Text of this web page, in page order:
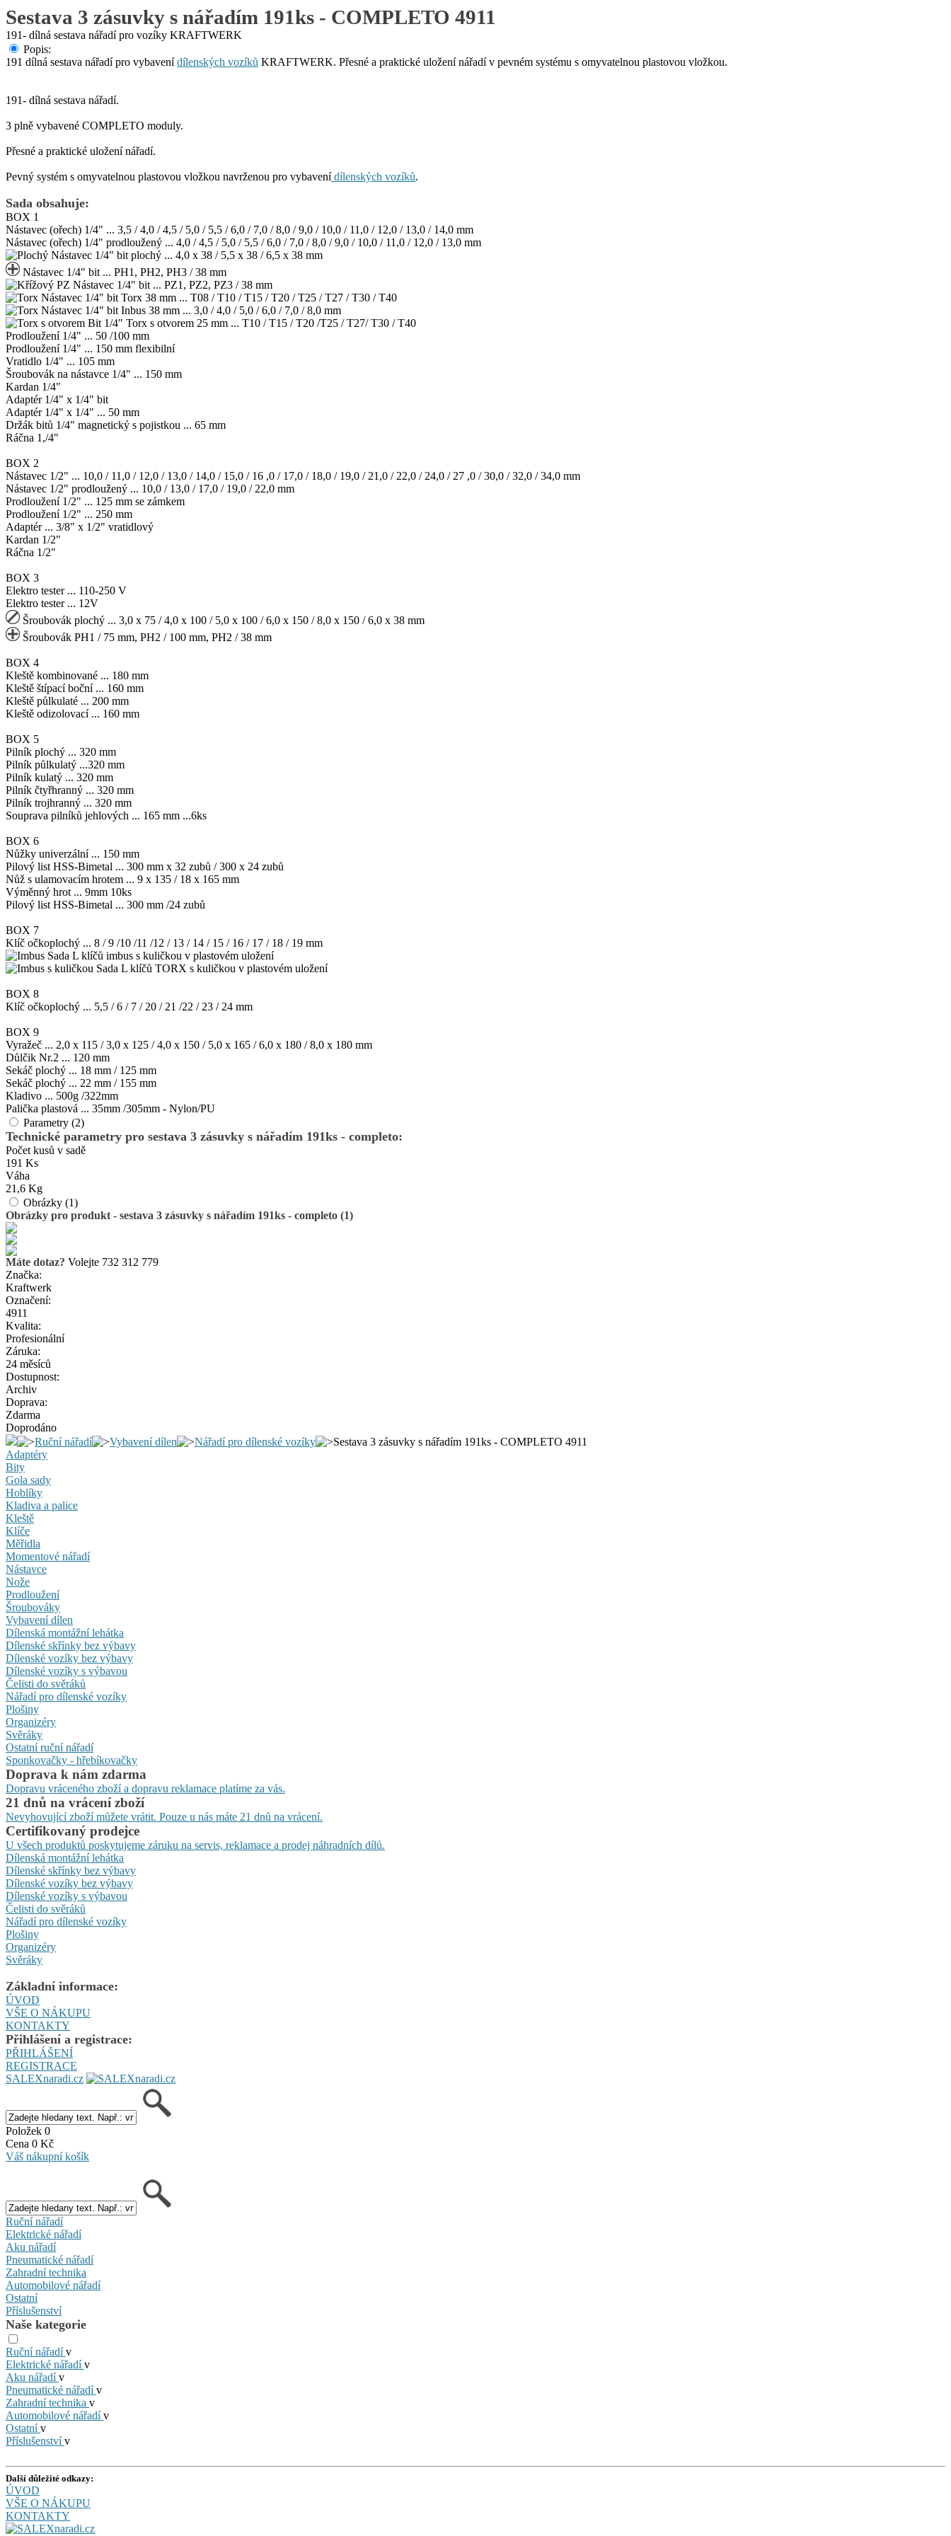
Sestava 3 zásuvky s nářadím 191ks - COMPLETO 4911
191- dílná sestava nářadí pro vozíky KRAFTWERK
Popis:
191 dílná sestava nářadí pro vybavenídílenských vozíků KRAFTWERK. Přesné a praktické uložení nářadí v pevném systému s omyvatelnou plastovou vložkou.
191- dílná sestava nářadí.
3 plně vybavené COMPLETO moduly.
Přesné a praktické uložení nářadí.
Pevný systém s omyvatelnou plastovou vložkou navrženou pro vybavenídílenských vozíků.
Sada obsahuje:
BOX 1
Nástavec (ořech) 1/4" ... 3,5 / 4,0 / 4,5 / 5,0 / 5,5 / 6,0 / 7,0 / 8,0 / 9,0 / 10,0 / 11,0 / 12,0 / 13,0 / 14,0 mm
Nástavec (ořech) 1/4" prodloužený ... 4,0 / 4,5 / 5,0 / 5,5 / 6,0 / 7,0 / 8,0 / 9,0 / 10,0 / 11,0 / 12,0 / 13,0 mm
Nástavec 1/4" bit plochý ... 4,0 x 38 / 5,5 x 38 / 6,5 x 38 mm
Nástavec 1/4" bit ... PH1, PH2, PH3 / 38 mm
Nástavec 1/4" bit ... PZ1, PZ2, PZ3 / 38 mm
Nástavec 1/4" bit Torx 38 mm ... T08 / T10 / T15 / T20 / T25 / T27 / T30 / T40
Nástavec 1/4" bit Inbus 38 mm ... 3,0 / 4,0 / 5,0 / 6,0 / 7,0 / 8,0 mm
Bit 1/4" Torx s otvorem 25 mm ... T10 / T15 / T20 /T25 / T27/ T30 / T40
Prodloužení 1/4" ... 50 /100 mm
Prodloužení 1/4" ... 150 mm flexibilní
Vratidlo 1/4" ... 105 mm
Šroubovák na nástavce 1/4" ... 150 mm
Kardan 1/4"
Adaptér 1/4" x 1/4" bit
Adaptér 1/4" x 1/4" ... 50 mm
Držák bitů 1/4" magnetický s pojistkou ... 65 mm
Ráčna 1,/4"
BOX 2
Nástavec 1/2" ... 10,0 / 11,0 / 12,0 / 13,0 / 14,0 / 15,0 / 16 ,0 / 17,0 / 18,0 / 19,0 / 21,0 / 22,0 / 24,0 / 27 ,0 / 30,0 / 32,0 / 34,0 mm
Nástavec 1/2" prodloužený ... 10,0 / 13,0 / 17,0 / 19,0 / 22,0 mm
Prodloužení 1/2" ... 125 mm se zámkem
Prodloužení 1/2" ... 250 mm
Adaptér ... 3/8" x 1/2" vratidlový
Kardan 1/2"
Ráčna 1/2"
BOX 3
Elektro tester ... 110-250 V
Elektro tester ... 12V
Šroubovák plochý ... 3,0 x 75 / 4,0 x 100 / 5,0 x 100 / 6,0 x 150 / 8,0 x 150 / 6,0 x 38 mm
Šroubovák PH1 / 75 mm, PH2 / 100 mm, PH2 / 38 mm
BOX 4
Kleště kombinované ... 180 mm
Kleště štípací boční ... 160 mm
Kleště půlkulaté ... 200 mm
Kleště odizolovací ... 160 mm
BOX 5
Pilník plochý ... 320 mm
Pilník půlkulatý ...320 mm
Pilník kulatý ... 320 mm
Pilník čtyřhranný ... 320 mm
Pilník trojhranný ... 320 mm
Souprava pilníků jehlových ... 165 mm ...6ks
BOX 6
Nůžky univerzální ... 150 mm
Pilový list HSS-Bimetal ... 300 mm x 32 zubů / 300 x 24 zubů
Nůž s ulamovacím hrotem ... 9 x 135 / 18 x 165 mm
Výměnný hrot ... 9mm 10ks
Pilový list HSS-Bimetal ... 300 mm /24 zubů
BOX 7
Klíč očkoplochý ... 8 / 9 /10 /11 /12 / 13 / 14 / 15 / 16 / 17 / 18 / 19 mm
Sada L klíčů imbus s kuličkou v plastovém uložení
Sada L klíčů TORX s kuličkou v plastovém uložení
BOX 8
Klíč očkoplochý ... 5,5 / 6 / 7 / 20 / 21 /22 / 23 / 24 mm
BOX 9
Vyražeč ... 2,0 x 115 / 3,0 x 125 / 4,0 x 150 / 5,0 x 165 / 6,0 x 180 / 8,0 x 180 mm
Důlčik Nr.2 ... 120 mm
Sekáč plochý ... 18 mm / 125 mm
Sekáč plochý ... 22 mm / 155 mm
Kladivo ... 500g /322mm
Palička plastová ... 35mm /305mm - Nylon/PU
Parametry (2)
Technické parametry pro sestava 3 zásuvky s nářadím 191ks - completo:
Počet kusů v sadě
191 Ks
Váha
21,6 Kg
Obrázky (1)
Obrázky pro produkt - sestava 3 zásuvky s nářadím 191ks - completo (1)
Máte dotaz? Volejte 732 312 779
Značka:
Kraftwerk
Označení:
4911
Kvalita:
Profesionální
Záruka:
24 měsíců
Dostupnost:
Archiv
Doprava:
Zdarma
Doprodáno
Ruční nářadí
Vybavení dílen Nářadí pro dílenské vozíky
Sestava 3 zásuvky s nářadím 191ks - COMPLETO 4911
Adaptéry
Bity
Gola sady
Hoblíky
Kladiva a palice
Kleště
Klíče
Měřidla
Momentové nářadí
Nástavce
Nože
Prodloužení
Šroubováky
Vybavení dílen
Dílenská montážní lehátka
Dílenské skřínky bez výbavy
Dílenské vozíky bez výbavy
Dílenské vozíky s výbavou
Čelisti do svěráků
Nářadí pro dílenské vozíky
Plošiny
Organizéry
Svěráky
Ostatní ruční nářadí
Sponkovačky - hřebíkovačky
Doprava k nám zdarma
Dopravu vráceného zboží a dopravu reklamace platíme za vás.
21 dnů na vrácení zboží
Nevyhovující zboží můžete vrátit. Pouze u nás máte 21 dnů na vrácení.
Certifikovaný prodejce
U všech produktů poskytujeme záruku na servis, reklamace a prodej náhradních dílů.
Dílenská montážní lehátka
Dílenské skřínky bez výbavy
Dílenské vozíky bez výbavy
Dílenské vozíky s výbavou
Čelisti do svěráků
Nářadí pro dílenské vozíky
Plošiny
Organizéry
Svěráky
Základní informace:
ÚVOD
VŠE O NÁKUPU
KONTAKTY
Přihlášení a registrace:
PŘIHLÁŠENÍ
REGISTRACE
SALEXnaradi.cz
Položek 0
Cena 0 Kč
Váš nákupní košík
Ruční nářadí
Elektrické nářadí
Aku nářadí
Pneumatické nářadí
Zahradní technika
Automobilové nářadí
Ostatní
Příslušenství
Naše kategorie
Ruční nářadív
Elektrické nářadív
Aku nářadív
Pneumatické nářadív
Zahradní technika v
Automobilové nářadív
Ostatnív
Příslušenstvív
Další důležité odkazy:
ÚVOD
VŠE O NÁKUPU
KONTAKTY